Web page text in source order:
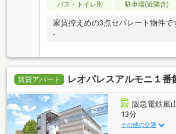
バス・トイレ別
駐車場(近隣含)
家賃控えめの3点セパレート物件で
-
賃貸アパート レオパレスアルモニ１番
阪急電鉄嵐
13分
その他の交通